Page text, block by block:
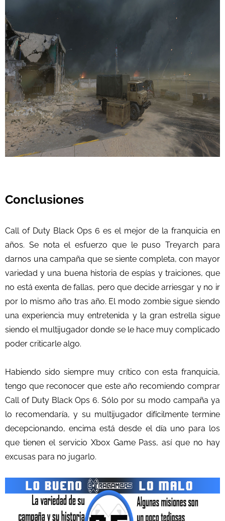
Conclusiones
Call of Duty Black Ops 6 es el mejor de la franquicia en
años. Se nota el esfuerzo que le puso Treyarch para
darnos una campaña que se siente completa, con mayor
variedad y una buena historia de espías y traiciones, que
no está exenta de fallas, pero que decide arriesgar y no ir
por lo mismo año tras año. El modo zombie sigue siendo
una experiencia muy entretenida y la gran estrella sigue
siendo el multijugador donde se le hace muy complicado
poder criticarle algo.
Habiendo sido siempre muy crítico con esta franquicia,
tengo que reconocer que este año recomiendo comprar
Call of Duty Black Ops 6. Sólo por su modo campaña ya
lo recomendaría, y su multijugador difícilmente termine
decepcionando, encima está desde el día uno para los
que tienen el servicio Xbox Game Pass, así que no hay
excusas para no jugarlo.